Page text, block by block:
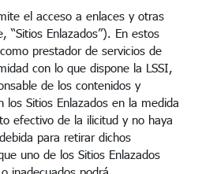
el acceso a enlaces y otras
“Sitios Enlazados”). En estos
prestador de servicios de
con lo que dispone la LSSI,
de los contenidos y
los Sitios Enlazados en la medida
efectivo de la ilicitud y no haya
para retirar dichos
uno de los Sitios Enlazados